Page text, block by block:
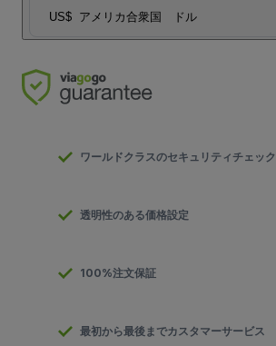
US$ アメリカ合衆国 ドル
ワールドクラスのセキュリティチェック
透明性のある価格設定
100%注文保証
最初から最後までカスタマーサービス